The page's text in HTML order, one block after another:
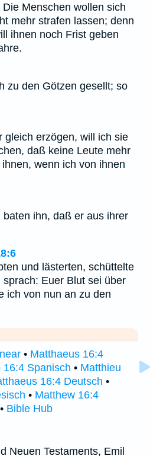
Menschen wollen sich
mehr strafen lassen; denn
ihnen noch Frist geben
zu den Götzen gesellt; so
gleich erzögen, will ich sie
daß keine Leute mehr
wenn ich von ihnen
ihn, daß er aus ihrer
und lästerten, schüttelte
Euer Blut sei über
ich von nun an zu den
• Matthaeus 16:4
16:4 Spanisch • Matthieu
16:4 Deutsch •
• Matthew 16:4
• Bible Hub
Neuen Testaments, Emil